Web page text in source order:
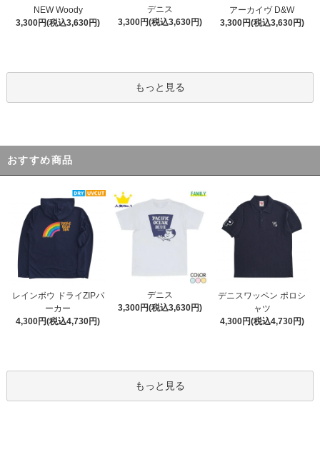
NEW Woody
3,300円(税込3,630円)
デニス
3,300円(税込3,630円)
アーカイヴ D&W
3,300円(税込3,630円)
もっと見る
おすすめ商品
レインボウ ドライZIPパ
ーカー
4,300円(税込4,730円)
デニス
3,300円(税込3,630円)
デニスワッペン ポロシ
ャツ
4,300円(税込4,730円)
もっと見る